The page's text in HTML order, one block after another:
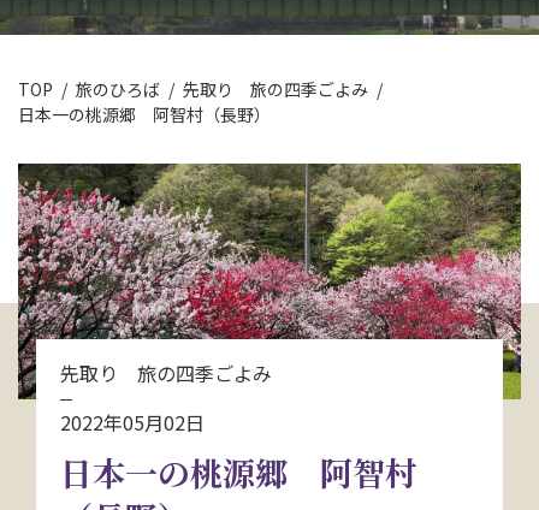
ツアー催行状況
旅のひろば
イベント
新着情報
会社情報
お問い合わせ
電話にてお問い合わせ
TOP 旅のひろば
先取り 旅の四季ごよみ
日本一の桃源郷 阿智村（長野）
先取り 旅の四季ごよみ
2022年05月02日
日本一の桃源郷 阿智村